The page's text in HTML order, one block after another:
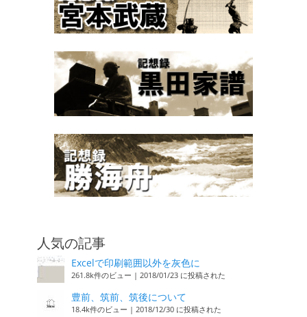
人気の記事
Excelで印刷範囲以外を灰色に
261.8k件のビュー | 2018/01/23 に投稿された
豊前、筑前、筑後について
18.4k件のビュー | 2018/12/30 に投稿された